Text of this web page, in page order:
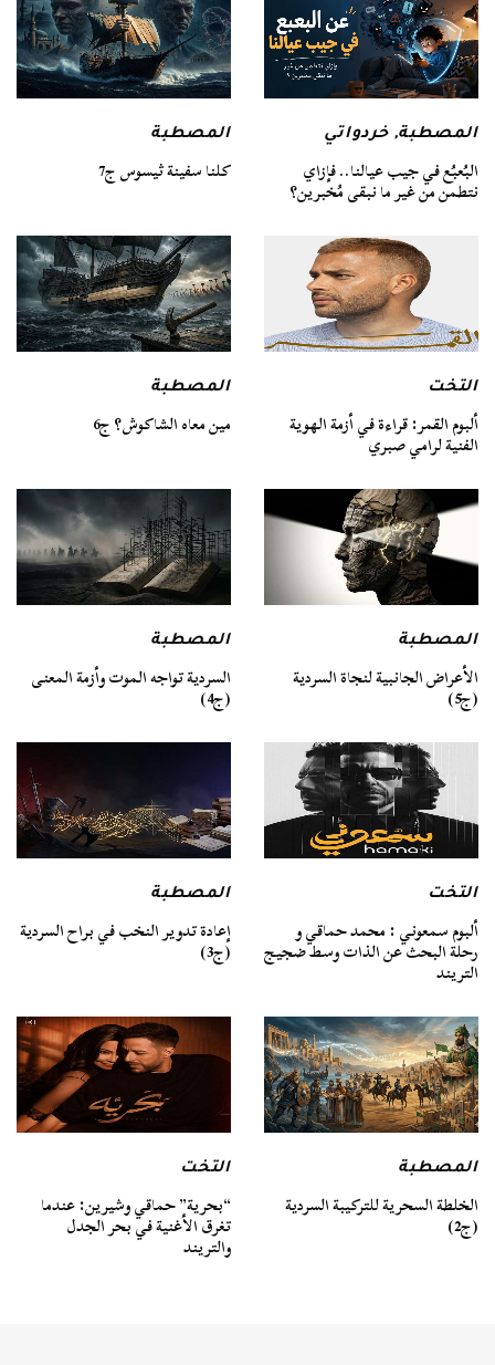
المصطبة,خردواتي
البُعبُع في جيب عيالنا.. فإزاي
نتطمن من غير ما نبقى مُخبرين؟
المصطبة
كلنا سفينة ثيسوس ج7
التخت
ألبوم القمر: قراءة في أزمة الهوية
الفنية لرامي صبري
المصطبة
مين معاه الشاكوش؟ ج6
المصطبة
الأعراض الجانبية لنجاة السردية
(ج5)
المصطبة
السردية تواجه الموت وأزمة المعنى
(ج4)
التخت
ألبوم سمعوني : محمد حماقي و
رحلة البحث عن الذات وسط ضجيج
التريند
المصطبة
إعادة تدوير النخب في براح السردية
(ج3)
المصطبة
الخلطة السحرية للتركيبة السردية
(ج2)
التخت
“بحرية” حماقي وشيرين: عندما
تغرق الأغنية في بحر الجدل
والتريند